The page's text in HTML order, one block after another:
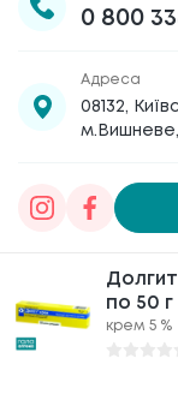
по 50
крем 5 %
0 800
Адреса
08132,
м.Вишневе,
Товариство з
«Галафарм», код